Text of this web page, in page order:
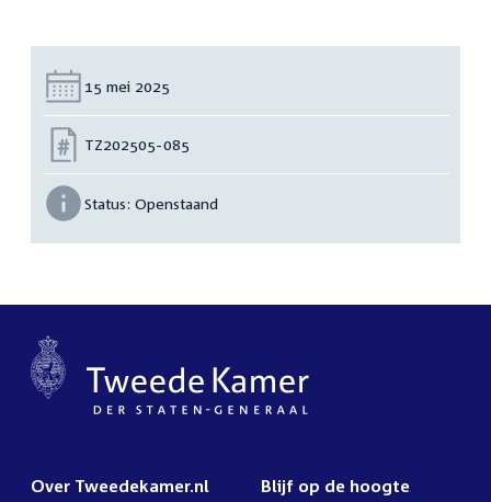
Datum:
15 mei 2025
Nummer:
TZ202505-085
Status: Openstaand
Over Tweedekamer.nl Blijf op de hoogte